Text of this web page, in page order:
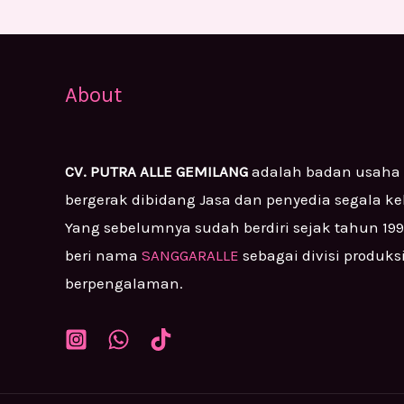
About
CV. PUTRA ALLE GEMILANG adalah badan
bergerak dibidang Jasa dan penyedia segala
Yang sebelumnya sudah berdiri sejak tahun
beri nama SANGGARALLE sebagai divisi
berpengalaman.